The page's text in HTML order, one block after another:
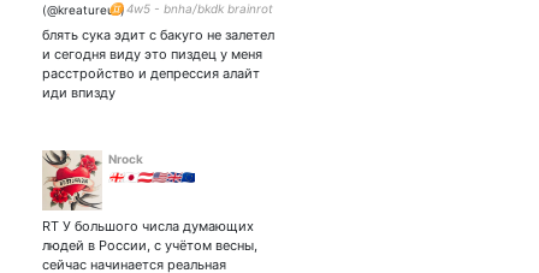
♊ 4w5 - bnha/bkdk brainrot
блять сука эдит с бакуго не залетел
и сегодня виду это пиздец у меня
расстройство и депрессия алайт
иди впизду
Nrock
🇬🇪🇯🇵🇦🇹🇺🇸🇬🇧🇪🇺
RT У большого числа думающих
людей в России, с учётом весны,
сейчас начинается реальная